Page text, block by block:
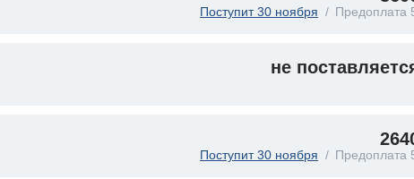
Поступит 30 ноября Предоплата
не
Поступит 30 ноября Предоплата